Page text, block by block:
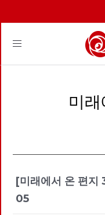
Toggle
미
[미래에서 온 편지
05